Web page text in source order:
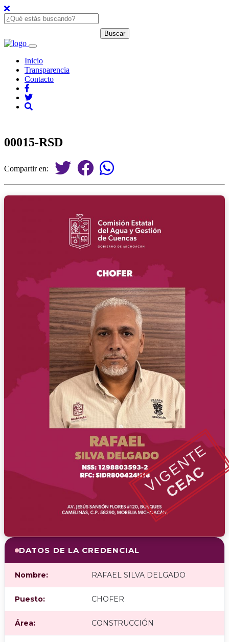
Inicio
Transparencia
Contacto
00015-RSD
Compartir en:
VIGENTE
CEAC
DATOS DE LA CREDENCIAL
Nombre: RAFAEL SILVA DELGADO
Puesto: CHOFER
Área: CONSTRUCCIÓN